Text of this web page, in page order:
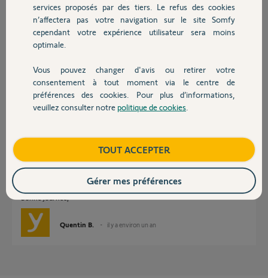
Autres produits
Devis avec un pro
Contact
Robert K.
il y a environ un an
Participer au fil de discussion
Réponses
Si en effet, il n'y a aucune réaction de la led Prog lorsque vous appuyez
sur le bouton, cela indique que le récepteur est défectueux.
Ce module est remplacé par cette nouvelle version de récepteur :
https://boutique.somfy.fr/micro-module-pour-volet-roulant...
Bonne journée,
Quentin B. il y a environ un an
services proposés par des tiers. Le refus des cookies
n’affectera pas votre navigation sur le site Somfy
cependant votre expérience utilisateur sera moins
optimale.
Vous pouvez changer d'avis ou retirer votre
consentement à tout moment via le centre de
préférences des cookies. Pour plus d’informations,
veuillez consulter notre politique de cookies
TOUT ACCEPTER
Gérer mes préférences